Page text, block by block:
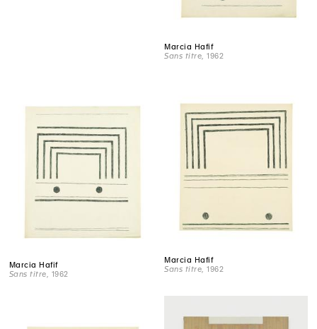
Marcia Hafif
Sans titre , 1962
Marcia Hafif
Sans titre , 1962
Marcia Hafif
Sans titre , 1962